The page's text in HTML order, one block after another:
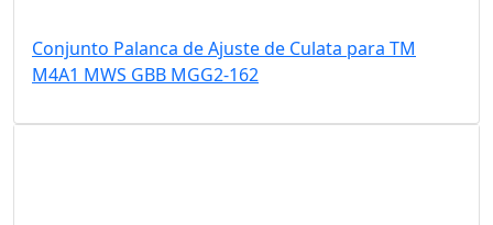
Conjunto Palanca de Ajuste de Culata para TM
M4A1 MWS GBB MGG2-162